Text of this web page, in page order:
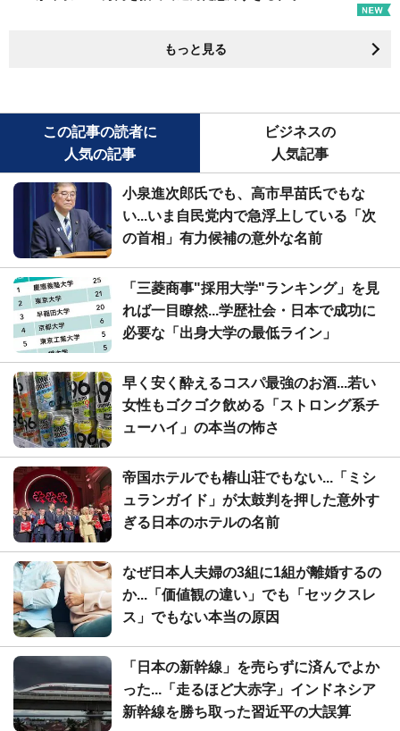
もっと見る
この記事の読者に
人気の記事
ビジネスの
人気記事
小泉進次郎氏でも、高市早苗氏でもな
い...いま自民党内で急浮上している「次
の首相」有力候補の意外な名前
「三菱商事"採用大学"ランキング」を見
れば一目瞭然...学歴社会・日本で成功に
必要な「出身大学の最低ライン」
早く安く酔えるコスパ最強のお酒...若い
女性もゴクゴク飲める「ストロング系チ
ューハイ」の本当の怖さ
帝国ホテルでも椿山荘でもない...「ミシ
ュランガイド」が太鼓判を押した意外す
ぎる日本のホテルの名前
なぜ日本人夫婦の3組に1組が離婚するの
か...「価値観の違い」でも「セックスレ
ス」でもない本当の原因
「日本の新幹線」を売らずに済んでよか
った...「走るほど大赤字」インドネシア
新幹線を勝ち取った習近平の大誤算